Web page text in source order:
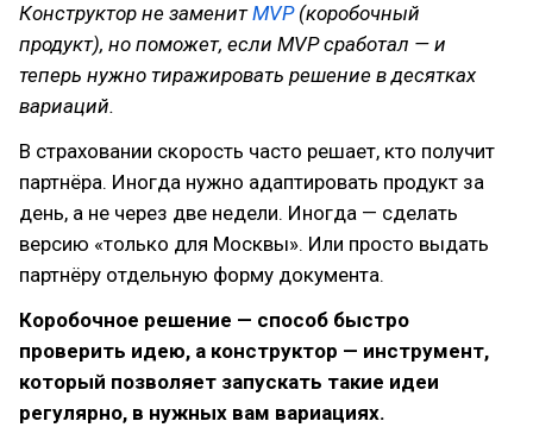
Конструктор не заменитMVP (коробочный
продукт), но поможет, если MVP сработал — и
теперь нужно тиражировать решение в десятках
вариаций.
В страховании скорость часто решает, кто получит
партнёра. Иногда нужно адаптировать продукт за
день, а не через две недели. Иногда — сделать
версию «только для Москвы». Или просто выдать
партнёру отдельную форму документа.
Коробочное решение — способ быстро
проверить идею, а конструктор — инструмент,
который позволяет запускать такие идеи
регулярно, в нужных вам вариациях.